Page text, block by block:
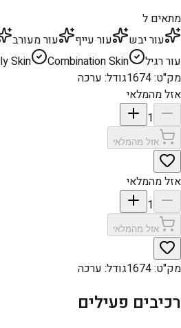
מתאים ל
עור יבש
עור עייף עור מעורב
עור רגיל
Skin
Combination Skin
מק"ט:
1674גודל: ערכה
אזל מהמלאי
1
אזל מהמלאי
אזל מהמלאי
1
אזל מהמלאי
מק"ט:
1674גודל: ערכה
רכיבים פעילים